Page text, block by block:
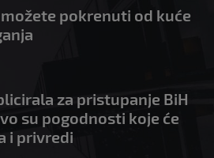
pokrenuti od kuće
za pristupanje BiH
su pogodnosti koje će
i privredi